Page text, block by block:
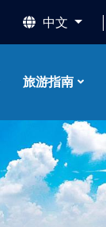
中文
旅游指南